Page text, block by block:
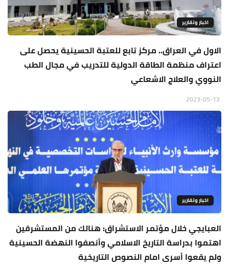
اخبار وتقارير
الاول في العراق.. مركز تابع للعتبة الحسينية يحصل على
اعتراف منظمة الطاقة الدولية للتدريب في مجال الطب
النووي والعلاج الاشعاعي
اخبار وتقارير
العبايجي خلال مؤتمر الاستشراق: هنالك من المستشرقين
اهتموا بدراسة التاريخ الاسلامي وأنصفوا النهضة الحسينية
ولم يقعوا أسرى امام النصوص التاريخية